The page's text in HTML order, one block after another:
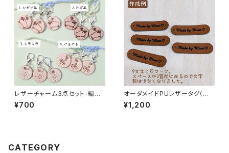
レザーチャーム3点セット-編み
物用ステッチマーカー
¥700
オーダメイドPUレザータグ（同
文字5枚セット）お名前タグ・ブラ
ンドネームタグ
¥1,200
CATEGORY